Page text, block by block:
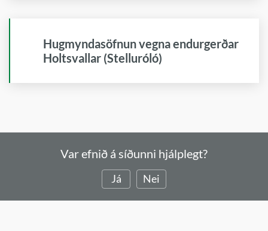
Hugmyndasöfnun vegna endurgerðar
Holtsvallar (Stelluróló)
Var efnið á síðunni hjálplegt?
Já Nei